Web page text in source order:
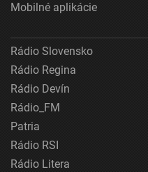
Mobilné aplikácie
Rádio Slovensko
Rádio Regina
Rádio Devín
Rádio_FM
Patria
Rádio RSI
Rádio Litera